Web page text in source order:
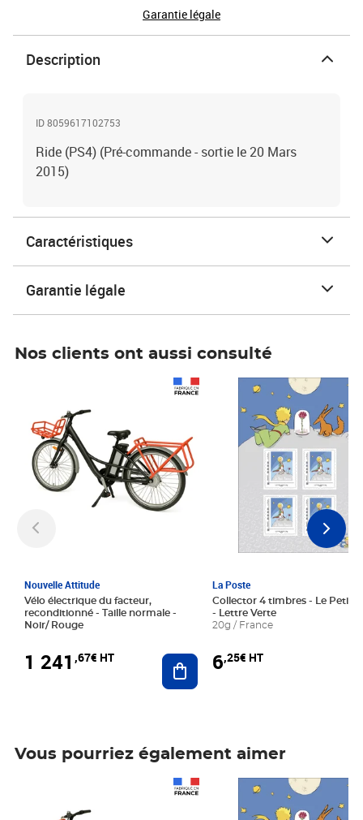
Garantie légale
Description
ID 8059617102753
Ride (PS4) (Pré-commande - sortie le 20 Mars
2015)
Caractéristiques
Garantie légale
Nos clients ont aussi consulté
Nouvelle Attitude
Vélo électrique du facteur,
reconditionné - Taille normale -
Noir/ Rouge
1 241 ,67€ HT Ajouter au panier
La Poste
Collector 4 timbres - Le Petit
- Lettre Verte
20g / France
6,25€ HT
Prix 6,25€ HT
Vous pourriez également aimer
Prix 6,25€ HT